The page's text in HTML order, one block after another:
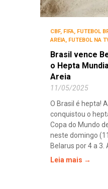
CBF, FIFA, FUTEBOL
AREIA, FUTEBOL NA
Brasil vence
o Hepta
Areia
11/05/2025
O Brasil é hepta!
conquistou o
Copa do Mundo
neste domingo
Belarus por 4 a 3. A
Leia mais →